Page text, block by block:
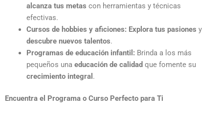
alcanza tus metas con herramientas y técnicas
efectivas.
Cursos de hobbies y aficiones: Explora tus pasiones y
descubre nuevos talentos.
Programas de educación infantil: Brinda a los más
pequeños una educación de calidad que fomente su
crecimiento integral .
Encuentra el Programa o Curso Perfecto para Ti